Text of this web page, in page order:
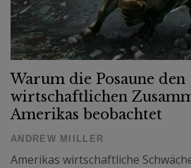
Warum die Posaune den
wirtschaftlichen
Amerikas beobachtet
ANDREW MIILLER
Amerikas wirtschaftliche